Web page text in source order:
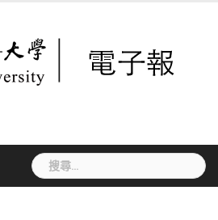
搜
尋